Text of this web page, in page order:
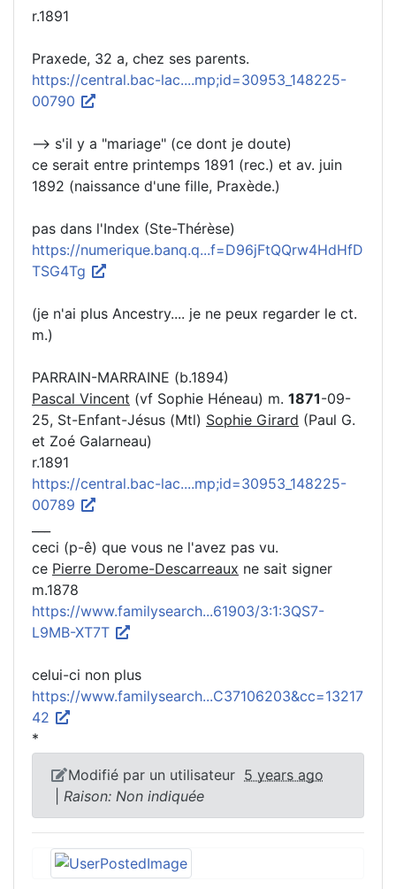
r.1891
Praxede, 32 a, chez ses parents.
https://central.bac-lac....mp;id=30953_148225-
00790
--> s'il y a "mariage" (ce dont je doute)
ce serait entre printemps 1891 (rec.) et av. juin
1892 (naissance d'une fille, Praxède.)
pas dans l'Index (Ste-Thérèse)
https://numerique.banq.q...f=D96jFtQQrw4HdHfD
TSG4Tg
(je n'ai plus Ancestry.... je ne peux regarder le ct.
m.)
PARRAIN-MARRAINE (b.1894)
Pascal Vincent (vf Sophie Héneau) m. 1871-09-
25, St-Enfant-Jésus (Mtl) Sophie Girard (Paul G.
et Zoé Galarneau)
r.1891
https://central.bac-lac....mp;id=30953_148225-
00789
ceci (p-ê) que vous ne l'avez pas vu.
ce Pierre Derome-Descarreaux ne sait signer
m.1878
https://www.familysearch...61903/3:1:3QS7-
L9MB-XT7T
celui-ci non plus
https://www.familysearch...C37106203&cc=13217
42
*
Modifié par un utilisateur 5 years ago
Raison: Non indiquée